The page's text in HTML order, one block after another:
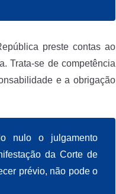
preste contas ao
Trata-se de competência
e a obrigação
nulo o julgamento
da Corte de
prévio, não pode o